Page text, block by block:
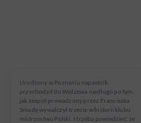
Urodzony w Poznaniu napastnik
przychodził do Widzewa niedługo po tym,
jak zespół prowadzony przez Franciszka
Smudę wywalczył trzecie w historii klubu
mistrzostwo Polski. I trzeba powiedzieć, że